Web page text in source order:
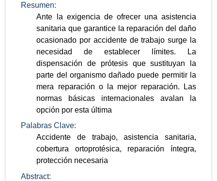
Resumen:
Ante la exigencia de ofrecer una asistencia
sanitaria que garantice la reparación del daño
ocasionado por accidente de trabajo surge la
necesidad de establecer límites. La
dispensación de prótesis que sustituyan la
parte del organismo dañado puede permitir la
mera reparación o la mejor reparación. Las
normas básicas internacionales avalan la
opción por esta última
Palabras Clave:
Accidente de trabajo, asistencia sanitaria,
cobertura ortoprotésica, reparación íntegra,
protección necesaria
Abstract: